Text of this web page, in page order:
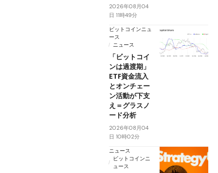
2026年08月04
日 11時49分
ビットコインニュ
ース
ニュース
「ビットコイ
ンは過渡期」
ETF資金流入
とオンチェー
ン活動が下支
え＝グラスノ
ード分析
2026年08月04
日 10時02分
ニュース
ビットコインニ
ュース